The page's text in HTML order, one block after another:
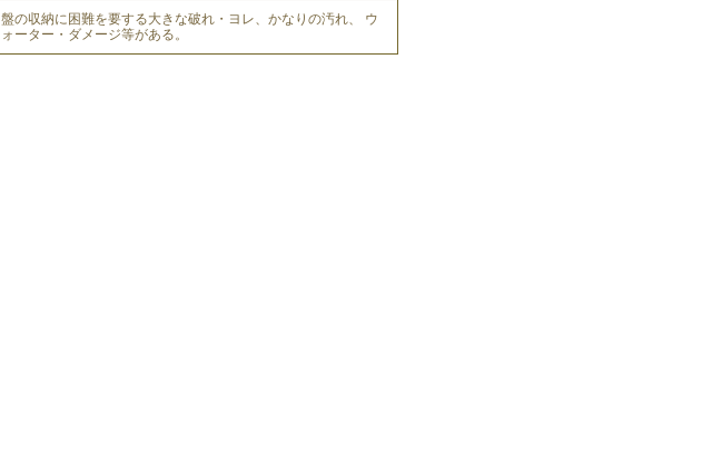
盤の収納に困難を要する大きな破れ・ヨレ、かなりの汚れ、 ウ
ォーター・ダメージ等がある。